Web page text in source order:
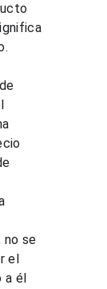
no se
el
a él